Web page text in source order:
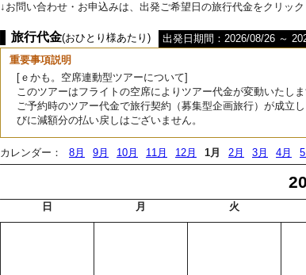
↓お問い合わせ・お申込みは、出発ご希望日の旅行代金をクリック
旅行代金(おひとり様あたり)
出発日期間：2026/08/26 ～
重要事項説明
[ｅかも。空席連動型ツアーについて]
このツアーはフライトの空席によりツアー代金が変動いたしま
ご予約時のツアー代金で旅行契約（募集型企画旅行）が成立
びに減額分の払い戻しはございません。
カレンダー： 8月 9月 10月 11月 12月 1月 2月 3月 4月
日 月 火